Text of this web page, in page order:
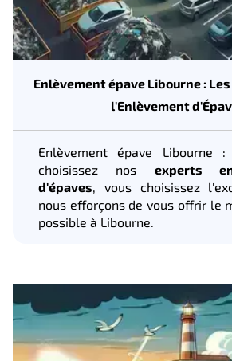
Enlèvement épave Libourne :
l'Enlèvement
Enlèvement épave Libourne
choisissez nos experts
d'épaves, vous choisissez
nous efforçons de vous offrir le
possible à Libourne.